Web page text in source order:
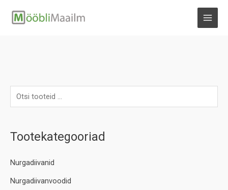
Tootekategooriad
Nurgadiivanid
Nurgadiivanvoodid